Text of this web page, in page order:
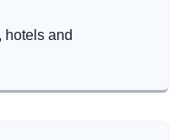
hotels and